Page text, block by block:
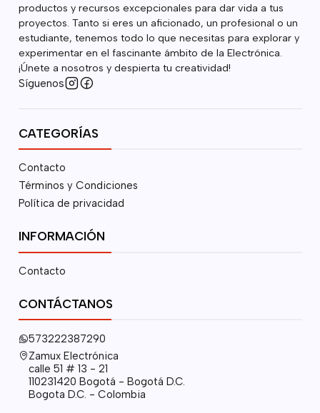
productos y recursos excepcionales para dar vida a tus
proyectos. Tanto si eres un aficionado, un profesional o un
estudiante, tenemos todo lo que necesitas para explorar y
experimentar en el fascinante ámbito de la Electrónica.
¡Únete a nosotros y despierta tu creatividad!
Síguenos
CATEGORÍAS
Contacto
Términos y Condiciones
Política de privacidad
INFORMACIÓN
Contacto
CONTÁCTANOS
573222387290
Zamux Electrónica
calle 51 # 13 - 21
110231420 Bogotá - Bogotá D.C.
Bogota D.C. - Colombia